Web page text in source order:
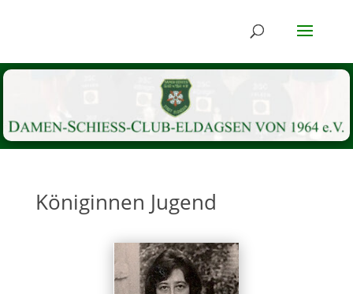
Königinnen Jugend